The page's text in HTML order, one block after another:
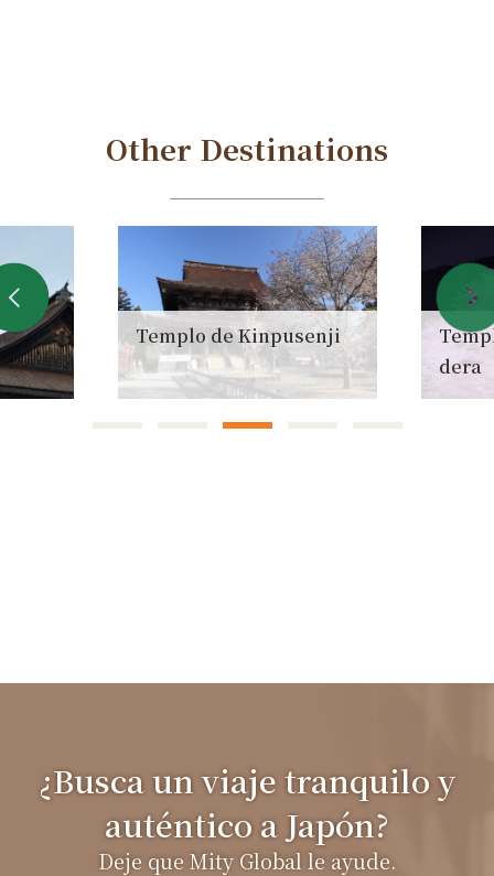
Other Destinations
Templo de Kinpusenji
dera
¿Busca un viaje tranquilo y
auténtico a Japón?
Deje que Mity Global le ayude.